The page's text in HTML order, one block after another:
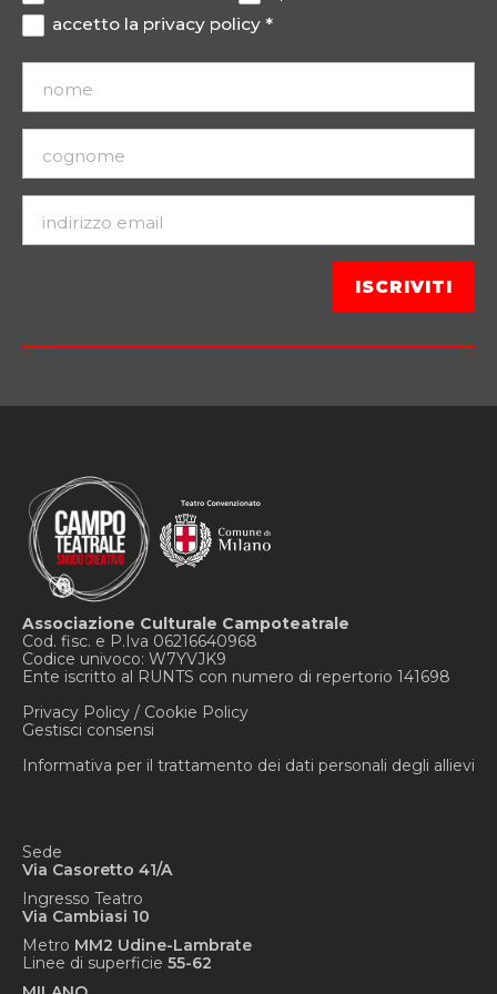
Ottima coesione di gruppo, idea di vera e propria
scuola (aule, alunni, insegnanti), eventi durante
l’anno coinvolgenti.
Ottimo staff e bellissima gente. .. ambiente
semplice e confortevole. .. un vero luogo di pura
crescita letterale, culturale, sociale ed ovviamente
teatrale. ..
Allievo #16
accetto la privacy policy *
Associazione Culturale Campoteatrale
Cod. fisc. e P.Iva 06216640968
Codice univoco: W7YVJK9
Ente iscritto al RUNTS con numero di repertorio 141698
Privacy Policy / Cookie Policy
Gestisci consensi
Informativa per il trattamento dei dati personali degli allievi
Sede
Via Casoretto 41/A
Ingresso Teatro
Via Cambiasi 10
Metro MM2 Udine-Lambrate
Linee di superficie 55-62